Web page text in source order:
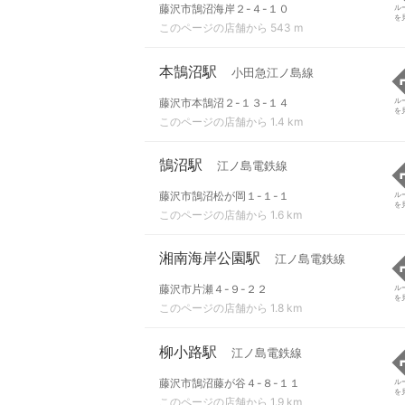
藤沢市鵠沼海岸２-４-１０
このページの店舗から 543 m
ル
を
本鵠沼駅 小田急江ノ島線
藤沢市本鵠沼２-１３-１４
このページの店舗から 1.4 km
ル
を
鵠沼駅 江ノ島電鉄線
藤沢市鵠沼松が岡１-１-１
このページの店舗から 1.6 km
ル
を
湘南海岸公園駅 江ノ島電鉄線
藤沢市片瀬４-９-２２
このページの店舗から 1.8 km
ル
を
柳小路駅 江ノ島電鉄線
藤沢市鵠沼藤が谷４-８-１１
このページの店舗から 1.9 km
ル
を